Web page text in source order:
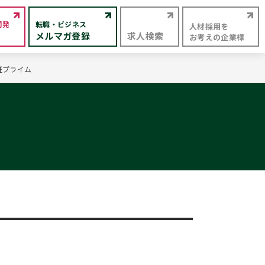
発 転職・ビジネス
メルマガ登録 求人検索
人材採用を
お考えの企業様
ライム